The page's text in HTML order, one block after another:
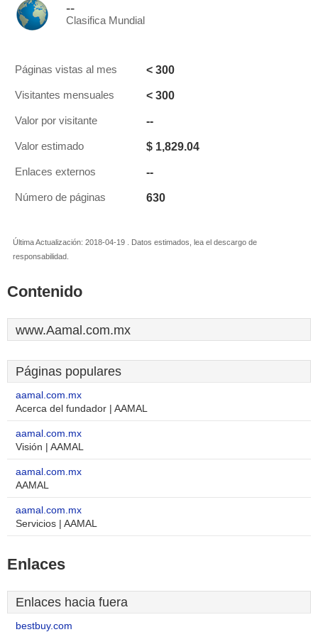
--
Clasifica Mundial
Páginas vistas al mes < 300
Visitantes mensuales < 300
Valor por visitante --
Valor estimado $ 1,829.04
Enlaces externos --
Número de páginas 630
Última Actualización: 2018-04-19 . Datos estimados, lea el descargo de
responsabilidad.
Contenido
www.Aamal.com.mx
Páginas populares
aamal.com.mx
Acerca del fundador | AAMAL
aamal.com.mx
Visión | AAMAL
aamal.com.mx
AAMAL
aamal.com.mx
Servicios | AAMAL
Enlaces
Enlaces hacia fuera
bestbuy.com